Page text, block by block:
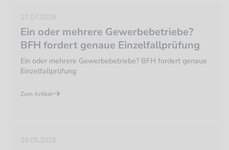
27.07.2026
Ein oder mehrere Gewerbebetriebe?
BFH fordert genaue Einzelfallprüfung
Ein oder mehrere Gewerbebetriebe? BFH fordert genaue
Einzelfallprüfung
Zum Artikel
26.05.2026